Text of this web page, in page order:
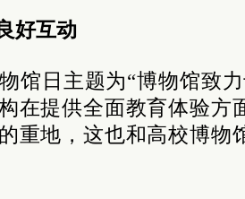
好互动
馆日主题为“博物馆致
在提供全面教育体验方
重地，这也和高校博物